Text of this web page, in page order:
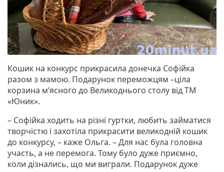
Кошик на конкурс прикрасила донечка Софійка
разом з мамою. Подарунок переможцям –ціла
корзина м’ясного до Великоднього столу від ТМ
«Юник».
– Софійка ходить на різні гуртки, любить займатися
творчістю і захотіла прикрасити великодній кошик
до конкурсу, – каже Ольга. – Для нас була головна
участь, а не перемога. Тому було дуже приємно,
коли дізнались, що ми виграли. Подарунок дуже